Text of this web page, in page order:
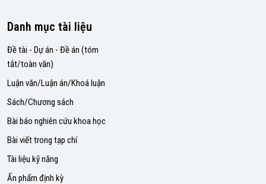
Danh mục tài liệu
Đề tài - Dự án - Đề án (tóm
tắt/toàn văn)
Luận văn/Luận án/Khoá luận
Sách/Chương sách
Bài báo nghiên cứu khoa học
Bài viết trong tạp chí
Tài liệu kỹ năng
Ấn phẩm định kỳ